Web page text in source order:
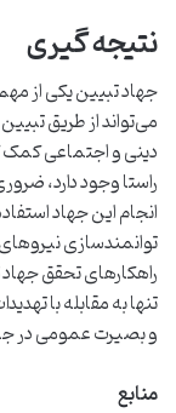
نتیجه گیری
جهاد تبیین یکی از
می‌تواند از طریق
دینی و اجتماعی
راستا وجود دارد،
انجام این جهاد
توانمندسازی
راهکارهای تحقق
تنها به مقابله با
و بصیرت عمومی در
منابع